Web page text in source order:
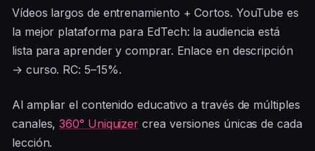
Vídeos largos de entrenamiento + Cortos. YouTube es
la mejor plataforma para EdTech: la audiencia está
lista para aprender y comprar. Enlace en descripción
→ curso. RC: 5–15%.
Al ampliar el contenido educativo a través de múltiples
canales,360° Uniquizer crea versiones únicas de cada
lección.